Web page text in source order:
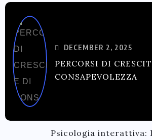
DECEMBER 2, 2025
PERCORSI DI
CONSAPEVOLEZZA
Psicologia interattiva: